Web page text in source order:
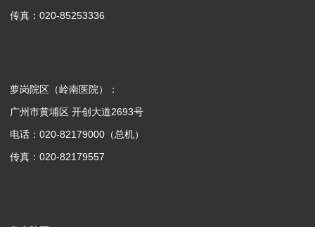
传真：020-85253336
萝岗院区（岭南医院）：
广州市黄埔区 开创大道2693号
电话：020-82179000（总机）
传真：020-82179557